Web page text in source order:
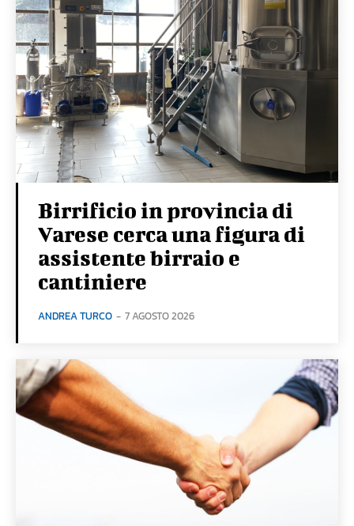
Birrificio in provincia di
Varese cerca una figura di
assistente birraio e
cantiniere
ANDREA TURCO - 7 AGOSTO 2026